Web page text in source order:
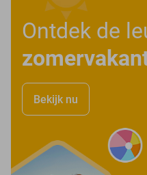
Ontdek de
Bekijk nu